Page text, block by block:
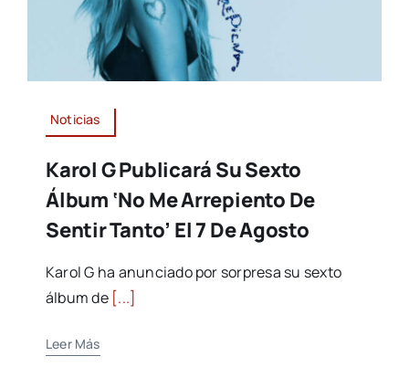
Noticias
Karol G Publicará Su Sexto
Álbum ‘No Me Arrepiento De
Sentir Tanto’ El 7 De Agosto
Karol G ha anunciado por sorpresa su sexto
álbum de [...]
Leer Más